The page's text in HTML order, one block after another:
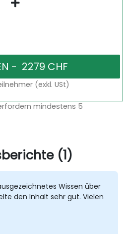
(exkl. USt)
mindestens 5
(1)
Wissen über
den Inhalt sehr gut. Vielen